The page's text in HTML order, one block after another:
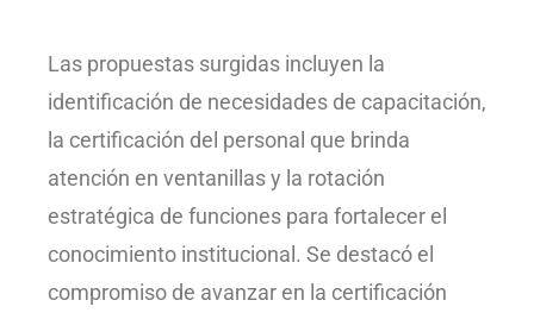
Las propuestas surgidas incluyen la
identificación de necesidades de capacitación,
la certificación del personal que brinda
atención en ventanillas y la rotación
estratégica de funciones para fortalecer el
conocimiento institucional. Se destacó el
compromiso de avanzar en la certificación